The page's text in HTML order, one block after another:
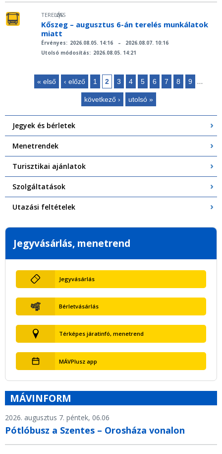
TERELÉS
|
VAS
Kőszeg – augusztus 6-án terelés munkálatok
miatt
Érvényes: 2026.08.05. 14:16 –
2026.08.07. 10:16
Utolsó módosítás: 2026.08.05. 14:21
« első ‹ előző 1 2 3 4 5 6 7 8 9 …
következő › utolsó »
Jegyek és bérletek
Menetrendek
Turisztikai ajánlatok
Szolgáltatások
Utazási feltételek
Jegyvásárlás, menetrend
Jegyvásárlás
Bérletvásárlás
Térképes járatinfó, menetrend
MÁVPlusz app
MÁVINFORM
2026. augusztus 7. péntek, 06.06
Pótlóbusz a Szentes – Orosháza vonalon